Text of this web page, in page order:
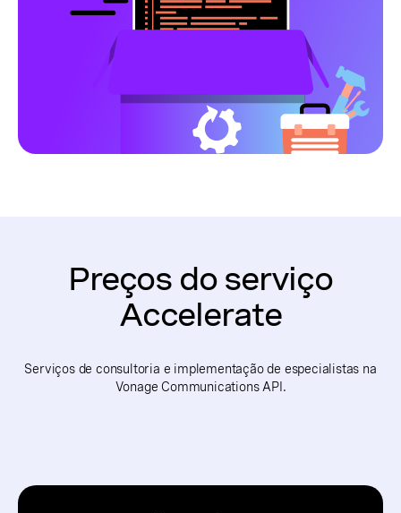
Preços do serviço
Accelerate
Serviços de consultoria e implementação de especialistas na
Vonage Communications API.